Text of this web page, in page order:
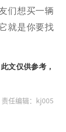
们想买一辆
就是你要找
文仅供参考，
责任编辑：kj005